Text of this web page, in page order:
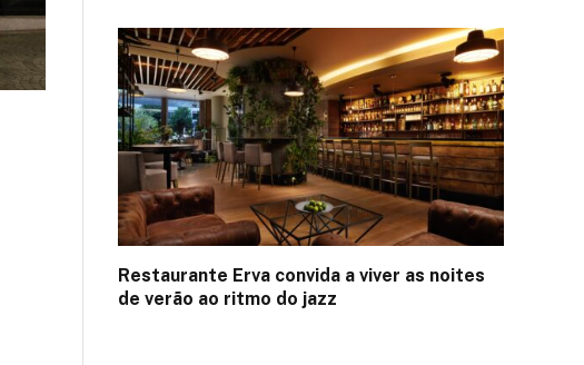
Restaurante Erva convida a viver as noites
de verão ao ritmo do jazz